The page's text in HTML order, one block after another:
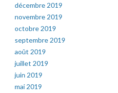
décembre 2019
novembre 2019
octobre 2019
septembre 2019
août 2019
juillet 2019
juin 2019
mai 2019